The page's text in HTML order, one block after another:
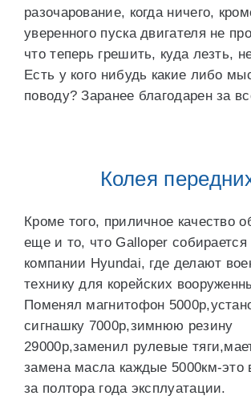
разочарование, когда ничего,
уверенного пуска двигателя не
что теперь грешить, куда лезть,
Есть у кого нибудь какие либо
поводу? Заранее благодарен за
Колея
Кроме того, приличное качество
еще и то, что Galloper собирается
компании Hyundai, где делают
технику для корейских
Поменял магнитофон
сигнашку 7000р,зимнюю резину
29000р,заменил рулевые
замена масла каждые 5000км-это
за полтора года эксплуатации.